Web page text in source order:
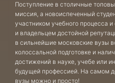
Поступление в столичные
миссия, а новоиспеченный
участником учебного процесса
и владельцем достойной
в сильнейшие московские вузы
колоссальной подготовке и
достижений в науке, учебе или
будущей профессией. На самом
вузы можно и просто!